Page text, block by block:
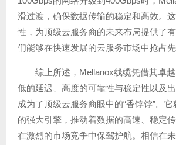
滑过渡，确保数据传输的稳定和高效。
性，为顶级云服务商的未来布局提供了
们能够在快速发展的云服务市场中抢占先
综上所述，Mellanox线缆凭借其卓
低的延迟、高度的可靠性与稳定性以及
成为了顶级云服务商眼中的“香饽饽”。
的强大引擎，推动着数据的高速、稳定
在激烈的市场竞争中保驾护航。相信在